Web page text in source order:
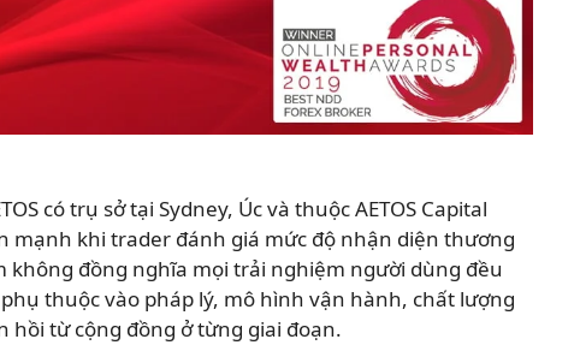
có trụ sở tại Sydney, Úc và thuộc AETOS Capital
mạnh khi trader đánh giá mức độ nhận diện thương
không đồng nghĩa mọi trải nghiệm người dùng đều
thuộc vào pháp lý, mô hình vận hành, chất lượng
hồi từ cộng đồng ở từng giai đoạn.